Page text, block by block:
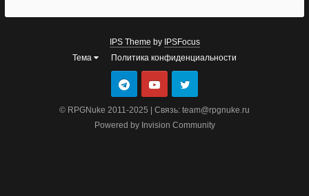
IPS Theme by IPSFocus
Тема
Политика конфиденциальности
© RPGNuke 2011-2025 | Связь: team@rpgnuke.ru
Powered by Invision Community